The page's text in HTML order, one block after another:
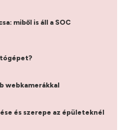
miből is áll a SOC
webkamerákkal
és szerepe az épületeknél